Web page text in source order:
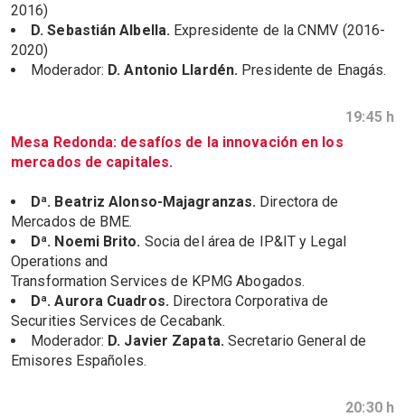
2016)
D. Sebastián Albella. Expresidente de la CNMV (2016-
2020)
Moderador: D. Antonio Llardén. Presidente de Enagás.
19:45 h
Mesa Redonda: desafíos de la innovación en los
mercados de capitales.
Dª. Beatriz Alonso-Majagranzas. Directora de
Mercados de BME.
Dª. Noemi Brito. Socia del área de IP&IT y Legal
Operations and
Transformation Services de KPMG Abogados.
Dª. Aurora Cuadros.Directora Corporativa de
Securities Services de Cecabank.
Moderador: D. Javier Zapata.Secretario General de
Emisores Españoles.
20:30 h